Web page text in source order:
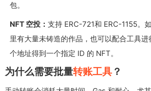
包。
NFT 空投： 支持 ERC-721和 ERC-1155。
里有大量未铸造的作品，也可以配合工具
个地址得到一个指定 ID 的 NFT。
为什么需要批量转账工具 ？